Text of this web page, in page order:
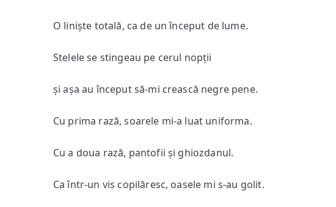
O liniște totală, ca de un început de lume.
Stelele se stingeau pe cerul nopții
și așa au început să-mi crească negre pene.
Cu prima rază, soarele mi-a luat uniforma.
Cu a doua rază, pantofii și ghiozdanul.
Ca într-un vis copilăresc, oasele mi s-au golit.